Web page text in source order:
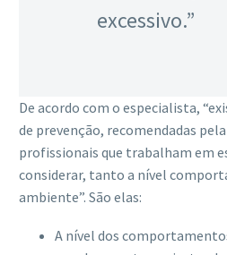
excessivo.”
De acordo com o especialista,
de prevenção, recomendadas
profissionais que trabalham em
considerar, tanto a nível
ambiente”. São elas:
A nível dos